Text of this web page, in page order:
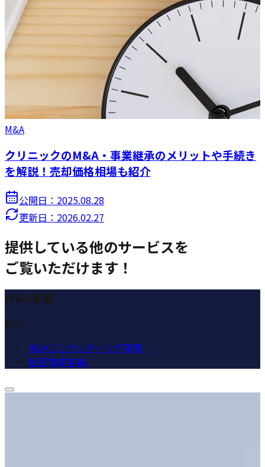
M&A
クリニックのM&A・事業継承のメリットや手続き
を解説！売却価格相場も紹介
公開日： 2025.08.28
更新日： 2026.02.27
提供している他のサービスを
ご覧いただけます！
M&A事業
M&A
M&Aコンサルティング事業›
投資育成事業›